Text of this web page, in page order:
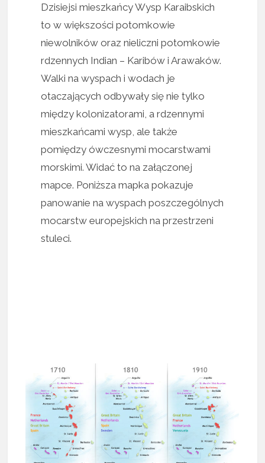
Dzisiejsi mieszkańcy Wysp Karaibskich
to w większości potomkowie
niewolników oraz nieliczni potomkowie
rdzennych Indian – Karibów i Arawaków.
Walki na wyspach i wodach je
otaczających odbywały się nie tylko
między kolonizatorami, a rdzennymi
mieszkańcami wysp, ale także
pomiędzy ówczesnymi mocarstwami
morskimi. Widać to na załączonej
mapce. Poniższa mapka pokazuje
panowanie na wyspach poszczególnych
mocarstw europejskich na przestrzeni
stuleci.